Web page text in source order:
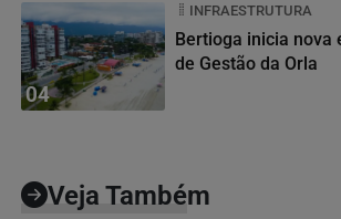
04
INFRAESTRUTURA
Bertioga inicia nova
de Gestão da Orla
Veja Também